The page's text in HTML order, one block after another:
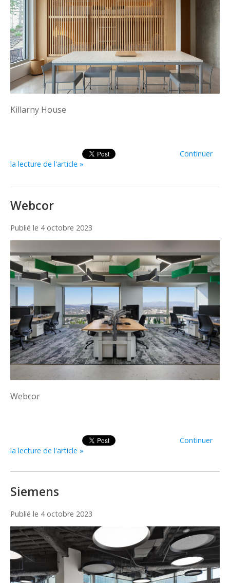
Killarny House
Continuer
la lecture de l'article »
Webcor
Publié le 4 octobre 2023
Webcor
Continuer
la lecture de l'article »
Siemens
Publié le 4 octobre 2023